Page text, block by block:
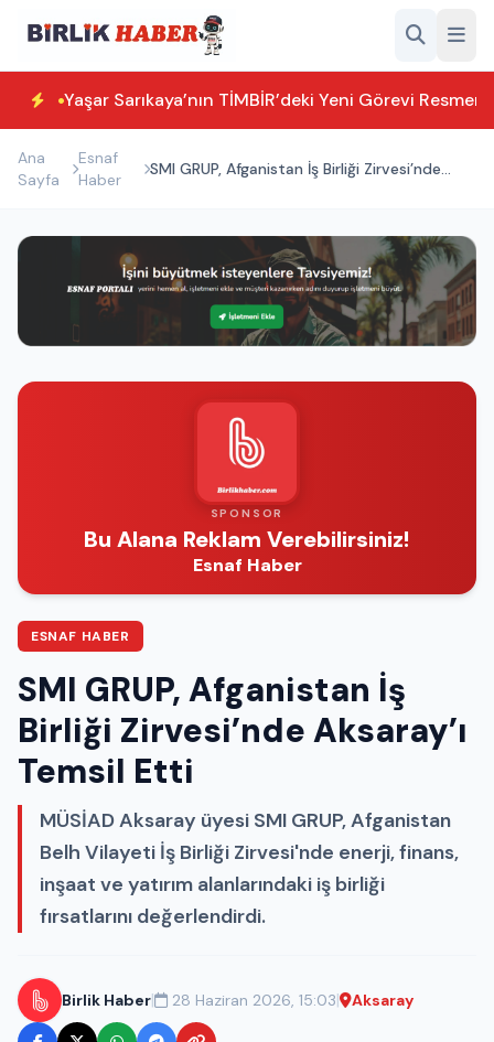
Yaşar Sarıkaya’nın TİMBİR’deki Yeni Görevi
Ana
Sayfa
Esnaf
Haber
SMI GRUP, Afganistan İş Birliği Zirvesi’nde
SPONSOR
Bu Alana Reklam Verebilirsiniz!
Esnaf Haber
ESNAF HABER
SMI GRUP, Afganistan İş
Birliği Zirvesi’nde Aksaray’ı
Temsil Etti
MÜSİAD Aksaray üyesi SMI GRUP, Afganistan
Belh Vilayeti İş Birliği Zirvesi'nde enerji, finans,
inşaat ve yatırım alanlarındaki iş birliği
fırsatlarını değerlendirdi.
Birlik Haber| 28 Haziran 2026, 15:03| Aksaray